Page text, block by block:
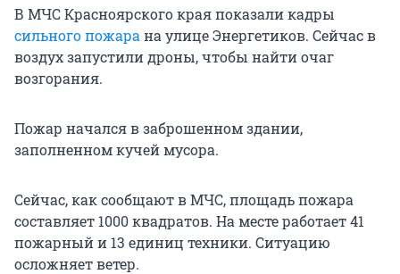
В МЧС Красноярского края показали кадры
сильного пожара на улице Энергетиков. Сейчас в
воздух запустили дроны, чтобы найти очаг
возгорания.
Пожар начался в заброшенном здании,
заполненном кучей мусора.
Сейчас, как сообщают в МЧС, площадь пожара
составляет 1000 квадратов. На месте работает 41
пожарный и 13 единиц техники. Ситуацию
осложняет ветер.